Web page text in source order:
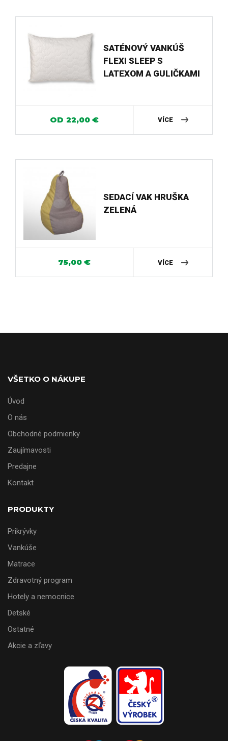
SATÉNOVÝ VANKÚŠ
FLEXI SLEEP S
LATEXOM A GULIČKAMI
OD22,00€ VÍCE
SEDACÍ VAK HRUŠKA
ZELENÁ
75,00€ VÍCE
VŠETKO O NÁKUPE
Úvod
O nás
Obchodné podmienky
Zaujímavosti
Predajne
Kontakt
PRODUKTY
Prikrývky
Vankúše
Matrace
Zdravotný program
Hotely a nemocnice
Detské
Ostatné
Akcie a zľavy